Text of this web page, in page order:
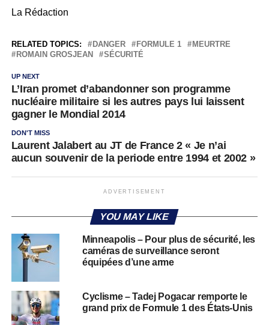
La Rédaction
RELATED TOPICS: DANGER FORMULE 1
MEURTRE
ROMAIN GROSJEAN
SÉCURITÉ
UP NEXT
L’Iran promet d’abandonner son programme
nucléaire militaire si les autres pays lui laissent
gagner le Mondial 2014
DON'T MISS
Laurent Jalabert au JT de France 2 « Je n’ai
aucun souvenir de la periode entre 1994 et 2002 »
ADVERTISEMENT
YOU MAY LIKE
Minneapolis – Pour plus de sécurité, les
caméras de surveillance seront
équipées d’une arme
Cyclisme – Tadej Pogacar remporte le
grand prix de Formule 1 des États-Unis